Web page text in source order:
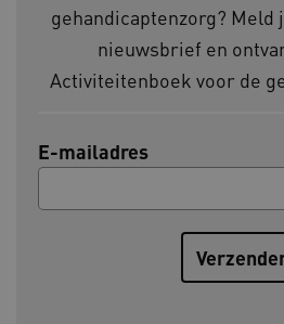
gehandicaptenzorg? Meld
nieuwsbrief en
Activiteitenboek voor de
E-mailadres
__cf_bm Google Privacy